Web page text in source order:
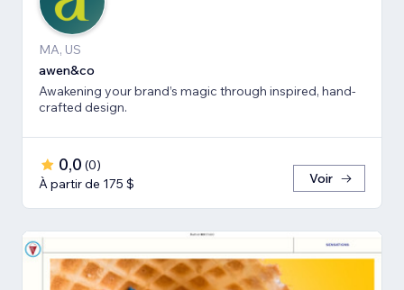
MA, US
awen&co
Awakening your brand’s magic through inspired, hand-
crafted design.
0,0 (0)
À partir de 175 $
Voir